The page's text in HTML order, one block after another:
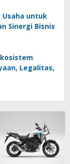
Usaha untuk
Sinergi Bisnis
Legalitas,